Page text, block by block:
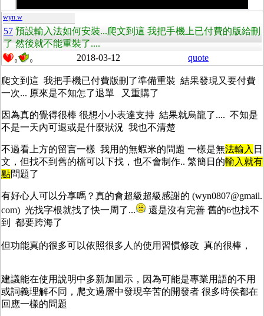
wyn.w
57 預設輸入法如何安裝...爬文到這 我把手機上已付費的版給刪
了 然後就不能重裝了....
0 0 2018-03-12 quote
爬文到這 我把手機已付費版刪了準備重裝 結果發現又要付費
一次... 原來是不知怎了退單 又重購了
因為真的覺得很棒 很想小小表達支持 結果就烏龍了.... 不知是
不是一天內可退或是什麼狀況 我也不清楚
不過看上方的留言一樣 我用的無蝦米的問題 一樣是無法輸入 日
文，但找不到舊的檔可以下找，也不會制作.. 繁簡日的輸入就有
點問題了
有好心人可以分享嗎？真的會超級超級感謝的 (wyn0807@gmail.
com) 光找字根就找了快一周了...
還是沒有完善 舊的6也找不
到 都要跨海了
但功能真的很多可以依照很多人的使用習慣修改 真的很棒，
建議能在使用說明中多新加圖示，因為可能是專業用語的不用
或詞義理解不同，爬文過層中發現辛苦的開發者 很多時侯都在
回應一樣的問題